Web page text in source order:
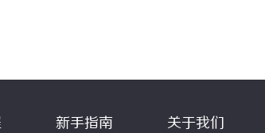
新手指南 关于我们